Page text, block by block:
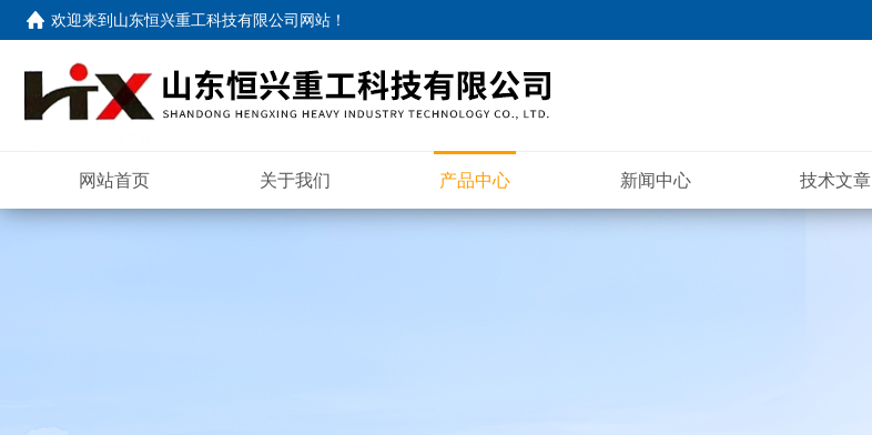
欢迎来到 山东恒兴重工科技有限公司网站 ！
网站首页 关于我们 产品中心 新闻中心 技术文章